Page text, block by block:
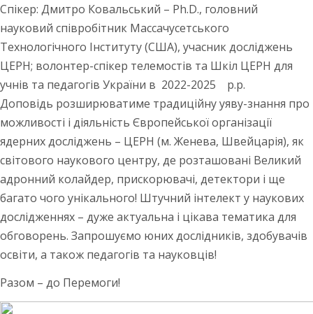
Спікер: Дмитро Ковальський – Ph.D., головний
науковий співробітник Массачусетського
Технологічного Інституту (США), учасник досліджень
ЦЕРН; волонтер-спікер телемостів та Шкіл ЦЕРН для
учнів та педагогів України в 2022-2025 р.р.
Доповідь розширюватиме традиційну уяву-знання про
можливості і діяльність Європейської організації
ядерних досліджень – ЦЕРН (м. Женева, Швейцарія), як
світового наукового центру, де розташовані Великий
адронний колайдер, прискорювачі, детектори і ще
багато чого унікального! Штучний інтелект у наукових
дослідженнях – дуже актуальна і цікава тематика для
обговорень. Запрошуємо юних дослідників, здобувачів
освіти, а також педагогів та науковців!
Разом – до Перемоги!